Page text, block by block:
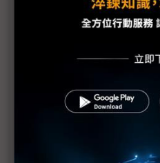
台OLED DDI測試擴產幅度
3月代工費漲5~8%
OLED DDI需求增溫 三星
寄望滲透率提升扭轉需求
OLED DDI無懼淡季 吃重